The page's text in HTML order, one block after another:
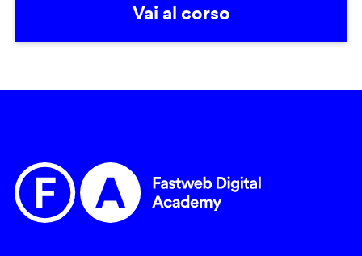
Vai al corso